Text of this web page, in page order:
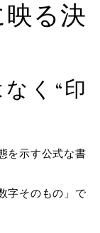
る決
く“印
を示す公式な書
字そのもの」で